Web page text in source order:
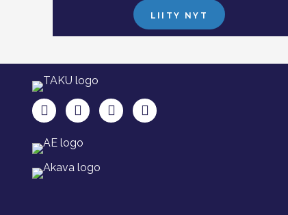
LIITY NYT
TAKU Facebookissa
TAKU Twitterissä
TAKU Instagramissa
TAKU LinkedInissä